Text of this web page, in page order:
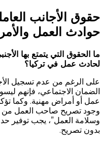
حقوق الأجانب
حوادث العمل
ما الحقوق التي يتمتع بها
لحادث عمل في تركيا؟
على الرغم من عدم تسجيل
الضمان الاجتماعي، فإنهم
عمل أو أمراض مهنية. وكما
وجود تصريح صاحب العمل من
وسلامة العمل”، يجب توفير حد
بدون تصريح.